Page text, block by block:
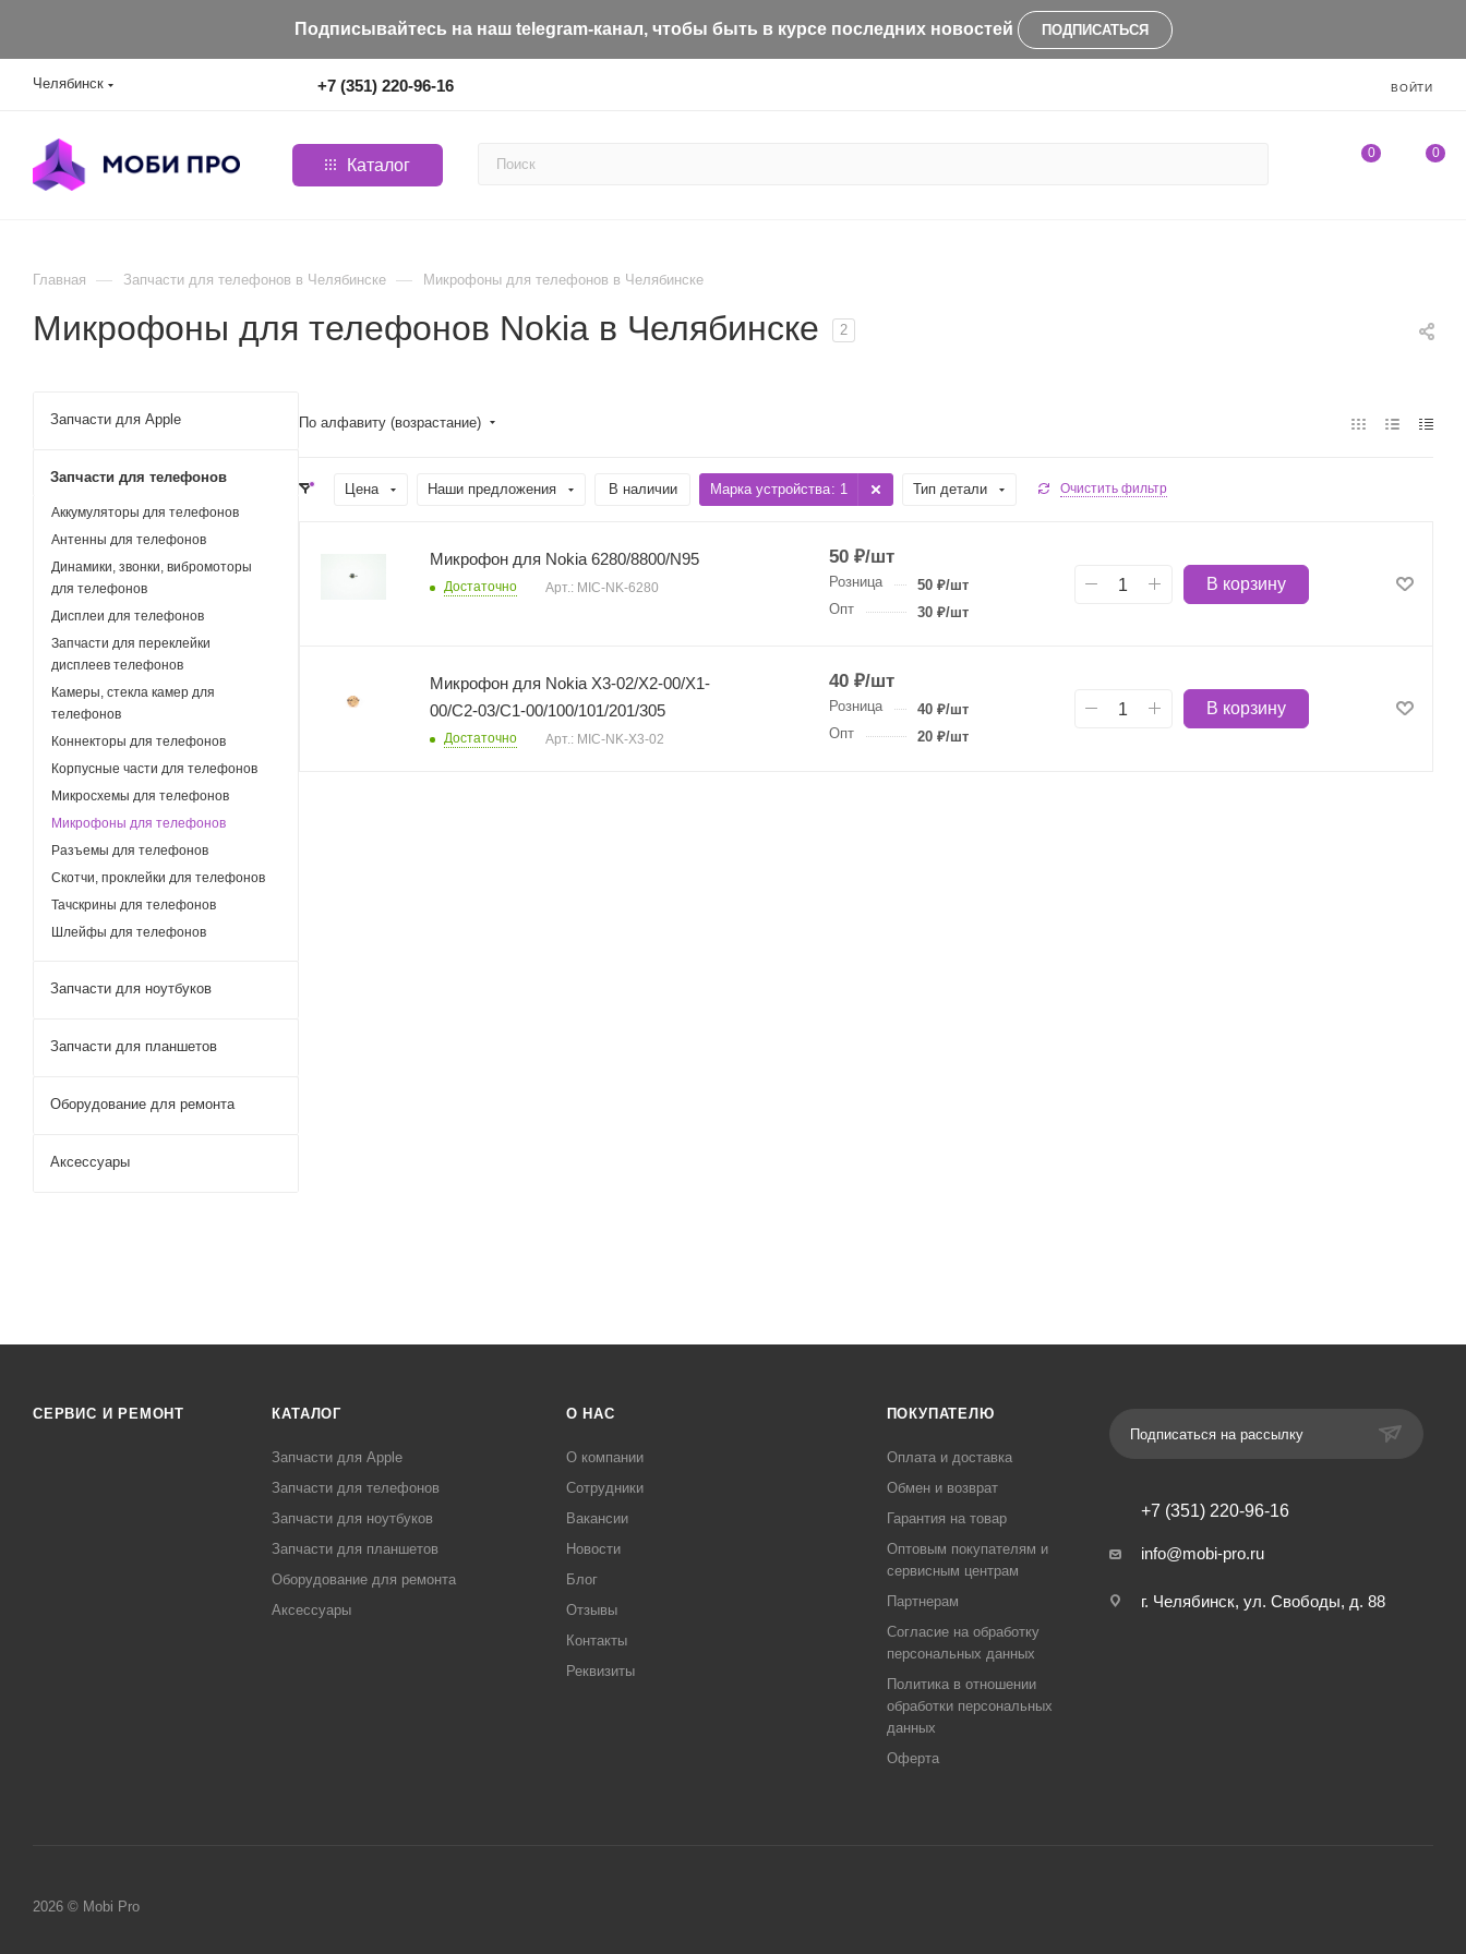
Подписывайтесь на наш telegram-канал, чтобы быть в курсе последних новостей ПОДПИСАТЬСЯ
Челябинск +7 (351) 220-96-16 ВОЙТИ
Каталог
0 0
Главная — Запчасти для телефонов в Челябинске — Микрофоны для телефонов в Челябинске
Микрофоны для телефонов Nokia в Челябинске 2
По алфавиту (возрастание)
Цена Наши предложения В наличии Марка устройства: 1 Тип детали Очистить фильтр
Микрофон для Nokia 6280/8800/N95
Достаточно Арт.: MIC-NK-6280
50₽/шт
Розница 50 ₽/шт
Опт
30 ₽/шт
В корзину
Микрофон для Nokia X3-02/X2-00/X1-
00/C2-03/C1-00/100/101/201/305
Достаточно Арт.: MIC-NK-X3-02
40₽/шт
Розница 40 ₽/шт
Опт
20 ₽/шт
В корзину
Запчасти для Apple
Запчасти для телефонов
Аккумуляторы для телефонов
Антенны для телефонов
Динамики, звонки, вибромоторы
для телефонов
Дисплеи для телефонов
Запчасти для переклейки
дисплеев телефонов
Камеры, стекла камер для
телефонов
Коннекторы для телефонов
Корпусные части для телефонов
Микросхемы для телефонов
Микрофоны для телефонов
Разъемы для телефонов
Скотчи, проклейки для телефонов
Тачскрины для телефонов
Шлейфы для телефонов
Запчасти для ноутбуков
Запчасти для планшетов
Оборудование для ремонта
Аксессуары
СЕРВИС И РЕМОНТ КАТАЛОГ
Запчасти для Apple
Запчасти для телефонов
Запчасти для ноутбуков
Запчасти для планшетов
Оборудование для ремонта
Аксессуары
О НАС
О компании
Сотрудники
Вакансии
Новости
Блог
Отзывы
Контакты
Реквизиты
ПОКУПАТЕЛЮ
Оплата и доставка
Обмен и возврат
Гарантия на товар
Оптовым покупателям и
сервисным центрам
Партнерам
Согласие на обработку
персональных данных
Политика в отношении
обработки персональных
данных
Оферта
Подписаться на рассылку
+7 (351) 220-96-16
info@mobi-pro.ru
г. Челябинск, ул. Свободы, д. 88
2026 © Mobi Pro